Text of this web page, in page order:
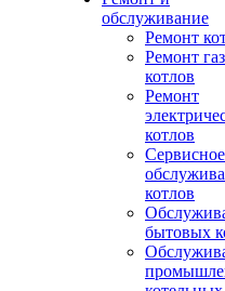
обслуживание
Ремонт
Ремонт
котлов
Ремонт
котлов
Сервисное
котлов
бытовых